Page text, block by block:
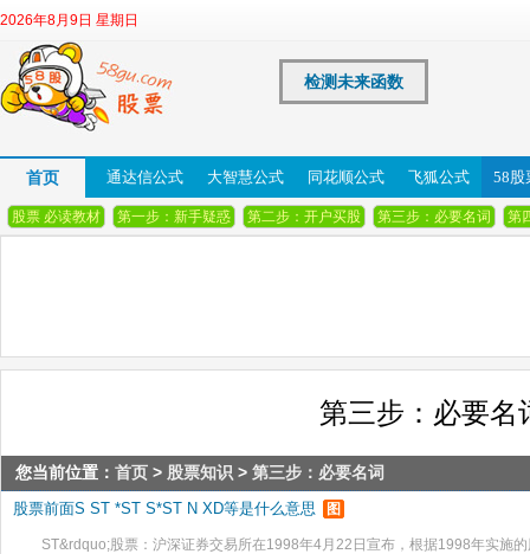
2026年8月9日 星期日
检测未来函数
首页 通达信公式 大智慧公式 同花顺公式 飞狐公式 58股
股票 必读教材 第一步：新手疑惑 第二步：开户买股 第三步：必要名词 第
第三步：必要名
您当前位置： 首页 > 股票知识 > 第三步：必要名词
股票前面S ST *ST S*ST N XD等是什么意思 图
ST&rdquo;股票：沪深证券交易所在1998年4月22日宣布，根据1998年实施